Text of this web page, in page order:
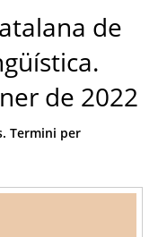
de
de 2022
Termini per